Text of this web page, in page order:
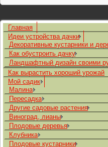
Главная
Идеи устройства дачки
Декоративные кустарники и
Как обустроить дачку
Ландшафтный дизайн своими
Как вырастить хороший урожай
Мой садик
Малина
Пересадка
Другие садовые растения
Виноград, лианы
Плодовые деревья
Клубника
Плодовые кустарники